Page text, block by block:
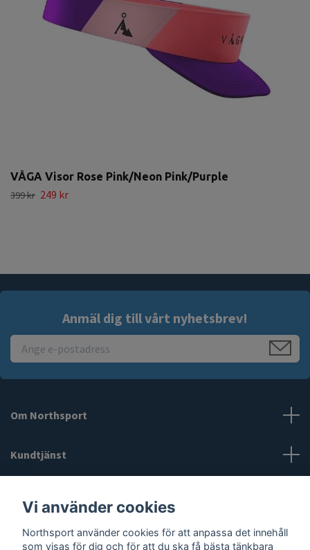
VÅGA Visor Rose Pink/Neon Pink/Purple
399 kr 249 kr
Anmäl dig till vårt nyhetsbrev!
Om Northsport
Kundtjänst
Sociala medier
Vi använder cookies
Northsport använder cookies för att anpassa det innehåll
som visas för dig och för att du ska få bästa tänkbara